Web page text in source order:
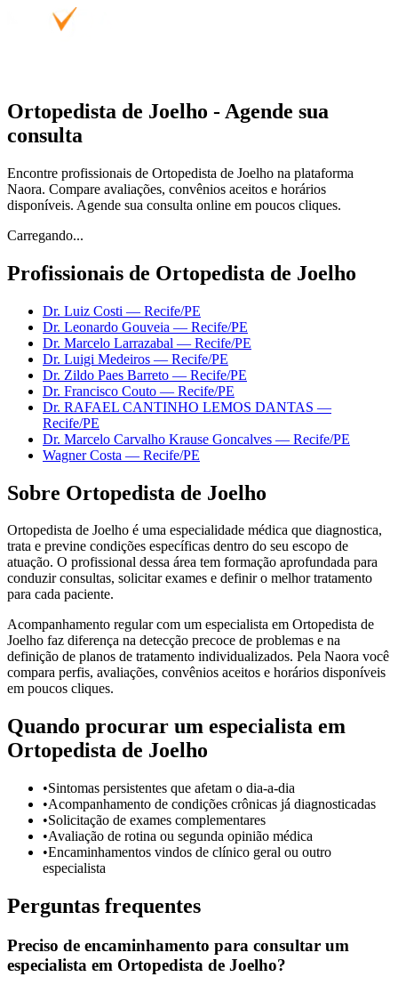
Ortopedista de Joelho - Agende sua
consulta
Encontre profissionais de Ortopedista de Joelho na plataforma
Naora. Compare avaliações, convênios aceitos e horários
disponíveis. Agende sua consulta online em poucos cliques.
Carregando...
Profissionais de Ortopedista de Joelho
Dr. Luiz Costi — Recife/PE
Dr. Leonardo Gouveia — Recife/PE
Dr. Marcelo Larrazabal — Recife/PE
Dr. Luigi Medeiros — Recife/PE
Dr. Zildo Paes Barreto — Recife/PE
Dr. Francisco Couto — Recife/PE
Dr. RAFAEL CANTINHO LEMOS DANTAS —
Recife/PE
Dr. Marcelo Carvalho Krause Goncalves — Recife/PE
Wagner Costa — Recife/PE
Sobre Ortopedista de Joelho
Ortopedista de Joelho é uma especialidade médica que diagnostica,
trata e previne condições específicas dentro do seu escopo de
atuação. O profissional dessa área tem formação aprofundada para
conduzir consultas, solicitar exames e definir o melhor tratamento
para cada paciente.
Acompanhamento regular com um especialista em Ortopedista de
Joelho faz diferença na detecção precoce de problemas e na
definição de planos de tratamento individualizados. Pela Naora você
compara perfis, avaliações, convênios aceitos e horários disponíveis
em poucos cliques.
Quando procurar um especialista em
Ortopedista de Joelho
•Sintomas persistentes que afetam o dia-a-dia
•Acompanhamento de condições crônicas já diagnosticadas
•Solicitação de exames complementares
•Avaliação de rotina ou segunda opinião médica
•Encaminhamentos vindos de clínico geral ou outro
especialista
Perguntas frequentes
Preciso de encaminhamento para consultar um
especialista em Ortopedista de Joelho?